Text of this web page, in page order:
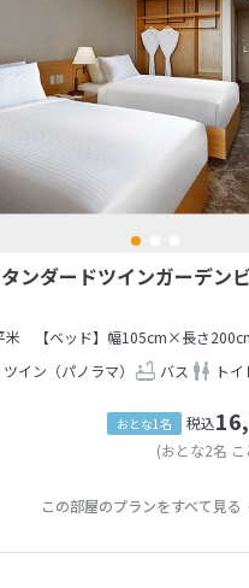
タンダードツインガーデ
米
【ベッド】幅105cm×長さ
ツイン（パノラマ） バス トイ
おとな1名 税込
(おとな2名
この部屋のプランをすべて見る